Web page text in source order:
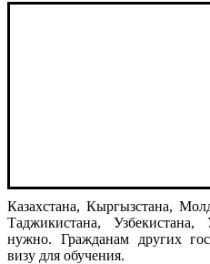
Казахстана, Кыргызстана,
Таджикистана,
нужно. Гражданам других
визу для обучения.